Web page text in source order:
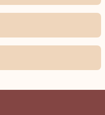
ve diğer konularda
kullanarak tarafımıza